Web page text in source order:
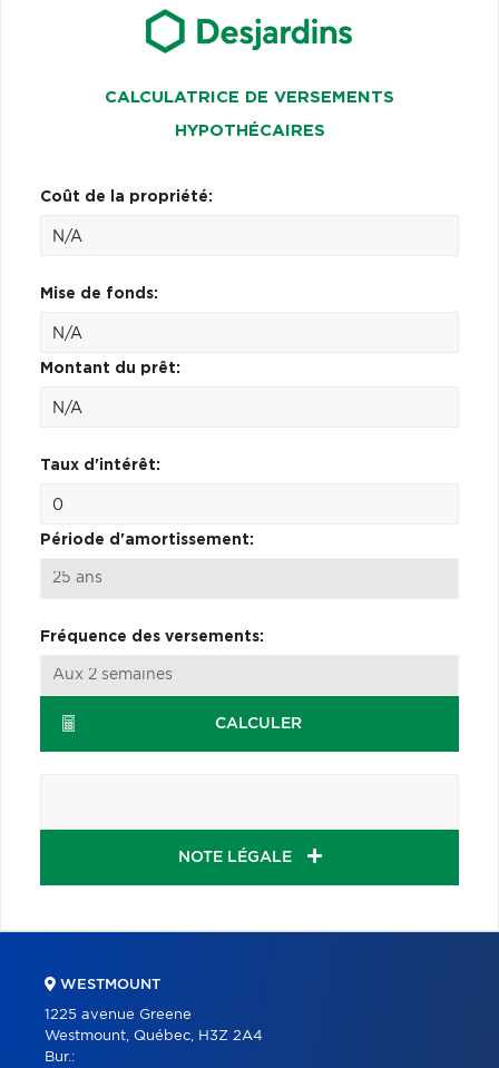
CALCULATRICE DE VERSEMENTS
HYPOTHÉCAIRES
Coût de la propriété:
Mise de fonds:
Montant du prêt:
Taux d'intérêt:
Période d'amortissement:
Fréquence des versements:
CALCULER
NOTE LÉGALE
WESTMOUNT
1225 avenue Greene
Westmount, Québec, H3Z 2A4
Bur.: